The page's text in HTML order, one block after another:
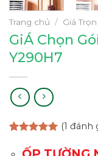
Trang chủ / Giá
GiÁ Chọn
Y290H7
dựa trên
(1 đánh